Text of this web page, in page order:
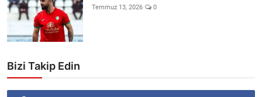
Temmuz 13, 2026 0
Bizi Takip Edin